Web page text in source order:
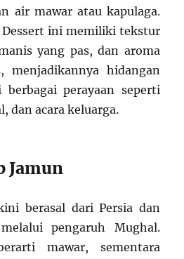
air mawar atau kapulaga.
Dessert ini memiliki tekstur
yang pas, dan aroma
menjadikannya hidangan
perayaan seperti
dan acara keluarga.
Jamun
berasal dari Persia dan
pengaruh Mughal.
mawar, sementara